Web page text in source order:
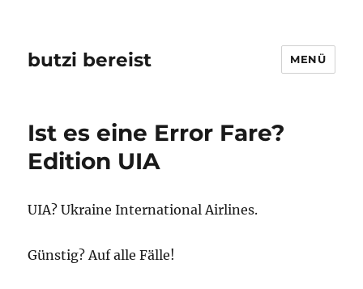
butzi bereist MENÜ
Ist es eine Error Fare?
Edition UIA
UIA? Ukraine International Airlines.
Günstig? Auf alle Fälle!